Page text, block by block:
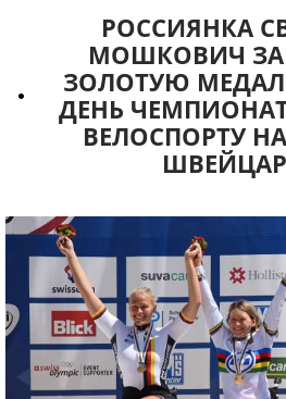
РОССИЯНКА
МОШКОВИЧ
ЗОЛОТУЮ
ДЕНЬ
ВЕЛОСПОРТУ